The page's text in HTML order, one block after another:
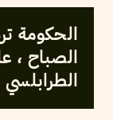
الحكومة
الصباح ،